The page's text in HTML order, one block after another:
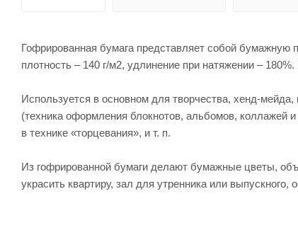
Гофрированная бумага представляет собой бумажную
плотность – 140 г/м2, удлинение при натяжении –
Используется в основном для творчества, хенд-мейда,
(техника оформления блокнотов, альбомов, коллажей
в технике «торцевания», и т. п.
Из гофрированной бумаги делают бумажные цветы,
украсить квартиру, зал для утренника или